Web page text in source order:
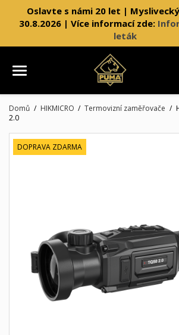
Oslavte s námi 20 let |
30.8.2026 | Více informací zde:
leták
Domů HIKMICRO Termovizní zaměřovače
2.0
DOPRAVA ZDARMA